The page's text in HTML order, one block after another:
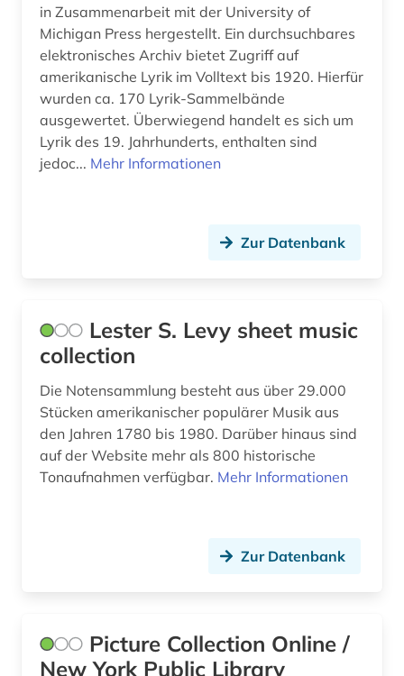
handel (1)
handelsrecht (1)
hawaii (1)
herkunftsland (1)
hispanoamerikanische geschichte (1)
hollywood (1)
indianer (2)
information retrieval (1)
internationale beziehungen (1)
internationale politik (1)
iranistik (1)
in Zusammenarbeit mit der University of
Michigan Press hergestellt. Ein durchsuchbares
elektronisches Archiv bietet Zugriff auf
amerikanische Lyrik im Volltext bis 1920. Hierfür
wurden ca. 170 Lyrik-Sammelbände
ausgewertet. Überwiegend handelt es sich um
Lyrik des 19. Jahrhunderts, enthalten sind
jedoc... Mehr Informationen
Zur Datenbank
Lester S. Levy sheet music
collection
Die Notensammlung besteht aus über 29.000
Stücken amerikanischer populärer Musik aus
den Jahren 1780 bis 1980. Darüber hinaus sind
auf der Website mehr als 800 historische
Tonaufnahmen verfügbar. Mehr Informationen
Zur Datenbank
Picture Collection Online /
New York Public Library